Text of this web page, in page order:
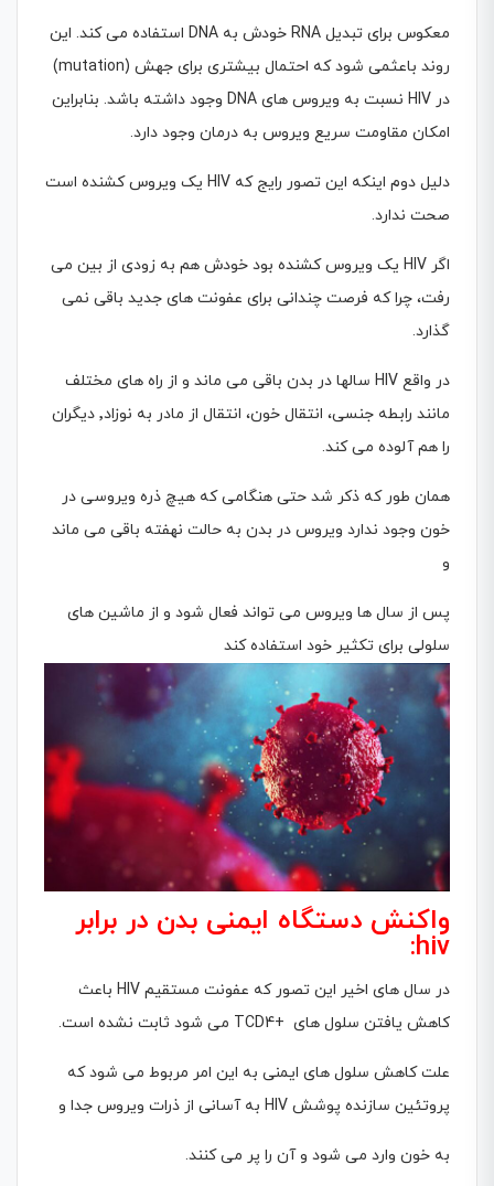
معکوس براى تبدیل RNA خودش به DNA استفاده مى کند. این
روند باعثمى شود که احتمال بیشترى براى جهش (mutation)
در HIV نسبت به ویروس هاى DNA وجود داشته باشد. بنابراین
امکان مقاومت سریع ویروس به درمان وجود دارد.
دلیل دوم اینکه این تصور رایج که HIV یک ویروس کشنده است
صحت ندارد.
اگر HIV یک ویروس کشنده بود خودش هم به زودى از بین مى
رفت، چرا که فرصت چندانى براى عفونت هاى جدید باقى نمى
گذارد.
در واقع HIV سالها در بدن باقى مى ماند و از راه های مختلف
مانند رابطه جنسى، انتقال خون، انتقال از مادر به نوزاد٬ دیگران
را هم آلوده مى کند.
همان طور که ذکر شد حتى هنگامى که هیچ ذره ویروسى در
خون وجود ندارد ویروس در بدن به حالت نهفته باقى مى ماند
و
پس از سال ها ویروس مى تواند فعال شود و از ماشین هاى
سلولى براى تکثیر خود استفاده کند
واکنش دستگاه ایمنی بدن در برابر
hiv:
در سال هاى اخیر این تصور که عفونت مستقیم HIV باعث
کاهش یافتن سلول هاى +TCD4 مى شود ثابت نشده است.
علت کاهش سلول هاى ایمنى به این امر مربوط مى شود که
پروتئین سازنده پوشش HIV به آسانى از ذرات ویروس جدا و
به خون وارد مى شود و آن را پر مى کنند.